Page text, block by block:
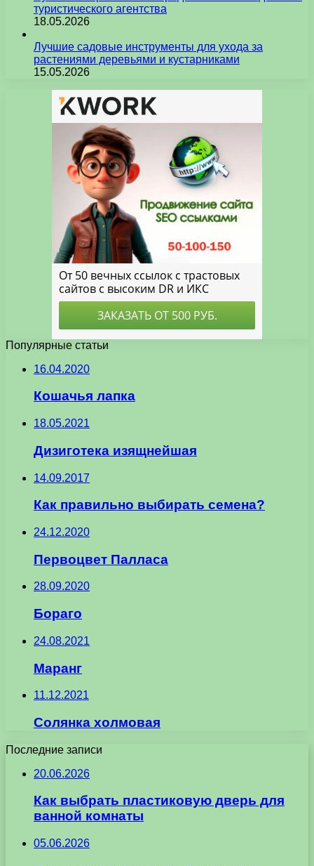
туристического агентства
18.05.2026
Лучшие садовые инструменты для ухода за
растениями деревьями и кустарниками
15.05.2026
Популярные статьи
16.04.2020
Кошачья лапка
18.05.2021
Дизиготека изящнейшая
14.09.2017
Как правильно выбирать семена?
24.12.2020
Первоцвет Палласа
28.09.2020
Бораго
24.08.2021
Маранг
11.12.2021
Солянка холмовая
Последние записи
20.06.2026
Как выбрать пластиковую дверь для
ванной комнаты
05.06.2026